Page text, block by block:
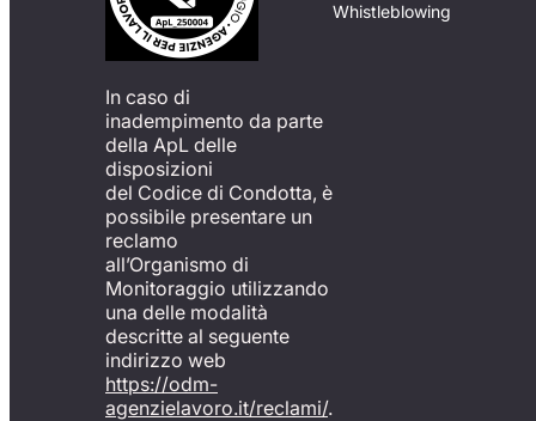
In caso di
inadempimento da parte
della ApL delle
disposizioni
del Codice di Condotta, è
possibile presentare un
reclamo
all’Organismo di
Monitoraggio utilizzando
una delle modalità
descritte al seguente
indirizzo web
https://odm-
agenzielavoro.it/reclami/.
Whistleblowing